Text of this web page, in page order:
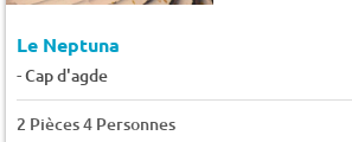
Le Neptuna
-Cap d'agde
2 Pièces 4 Personnes